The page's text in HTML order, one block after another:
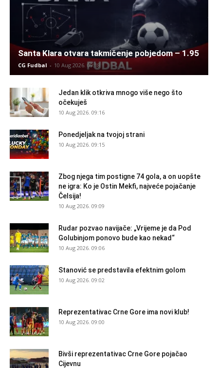
Santa Klara otvara takmičenje pobjedom – 1.95
CG Fudbal - 10 Aug 2026. 09:18
Jedan klik otkriva mnogo više nego što
očekuješ
10 Aug 2026. 09:16
Ponedjeljak na tvojoj strani
10 Aug 2026. 09:15
Zbog njega tim postigne 74 gola, a on uopšte
ne igra: Ko je Ostin Mekfi, najveće pojačanje
Čelsija!
10 Aug 2026. 09:09
Rudar pozvao navijače: „Vrijeme je da Pod
Golubinjom ponovo bude kao nekad“
10 Aug 2026. 09:06
Stanović se predstavila efektnim golom
10 Aug 2026. 09:02
Reprezentativac Crne Gore ima novi klub!
10 Aug 2026. 09:00
Bivši reprezentativac Crne Gore pojačao
Cijevnu